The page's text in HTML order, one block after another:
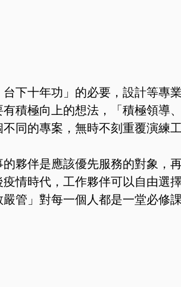
下十年功」的必要，設計等專業
積極向上的想法，「積極領導、
同的專案，無時不刻重覆演練
夥伴是應該優先服務的對象，
情時代，工作夥伴可以自由選
管」對每一個人都是一堂必修課